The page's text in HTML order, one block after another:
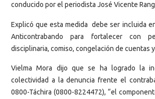
conducido por el periodista José Vicente
Explicó que esta medida debe ser incluida
Anticontrabando para fortalecer con
disciplinaria, comiso, congelación de cuentas
Vielma Mora dijo que se ha logrado la
colectividad a la denuncia frente el
0800-Táchira (0800-8224472), “el